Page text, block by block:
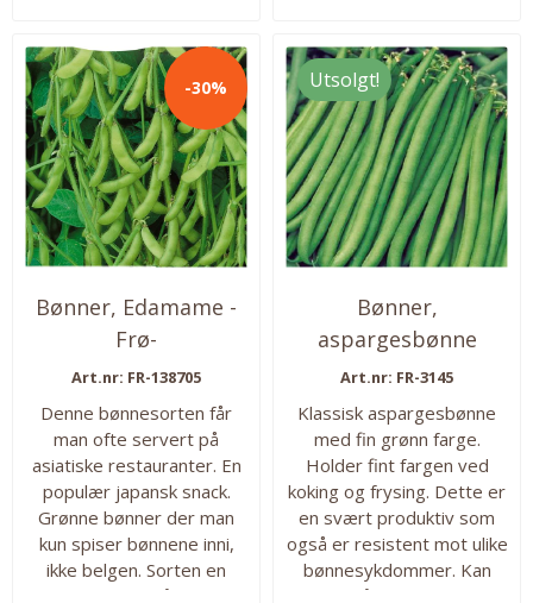
Kan høstes fra: mai-
september Antall frø i
pakken: 50 gram
-30%
Bønner, Edamame -
Frø-
Art.nr: FR-138705
Denne bønnesorten får
man ofte servert på
asiatiske restauranter. En
populær japansk snack.
Grønne bønner der man
kun spiser bønnene inni,
ikke belgen. Sorten en
odlet frem for å trives i
Utsolgt!
Bønner,
aspargesbønne
Kylian -Frø-
Art.nr: FR-3145
Klassisk aspargesbønne
med fin grønn farge.
Holder fint fargen ved
koking og frysing. Dette er
en svært produktiv som
også er resistent mot ulike
bønnesykdommer. Kan
dyrkes på friland. 140 frø i